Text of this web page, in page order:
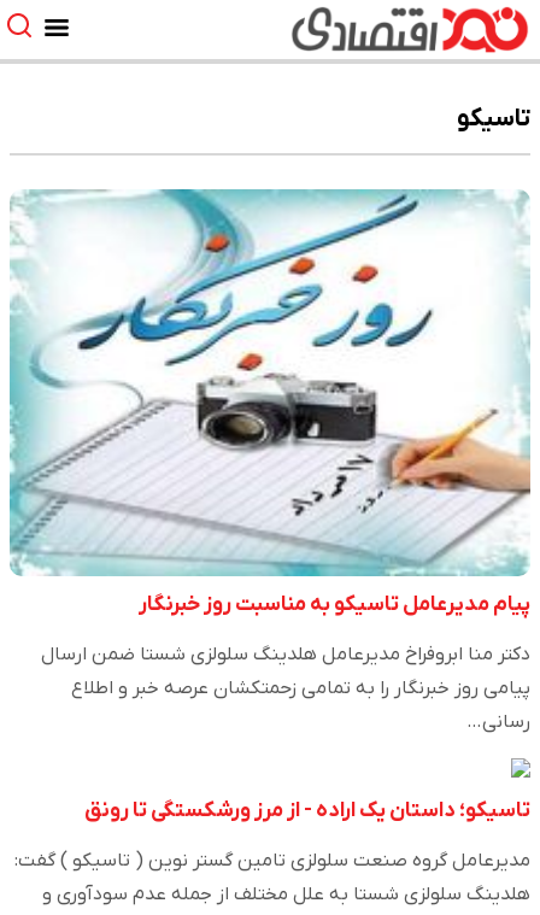
تاسیکو
پیام مدیرعامل تاسیکو به مناسبت روز خبرنگار
دکتر منا ابروفراخ مدیرعامل هلدینگ سلولزی شستا ضمن ارسال
پیامی روز خبرنگار را به تمامی زحمتکشان عرصه خبر و اطلاع
رسانی…
تاسیکو؛ داستان یک اراده - از مرز ورشکستگی تا رونق
مدیرعامل گروه صنعت سلولزی تامین گستر نوین ( تاسیکو ) گفت:
هلدینگ سلولزی شستا به علل مختلف از جمله عدم سودآوری و